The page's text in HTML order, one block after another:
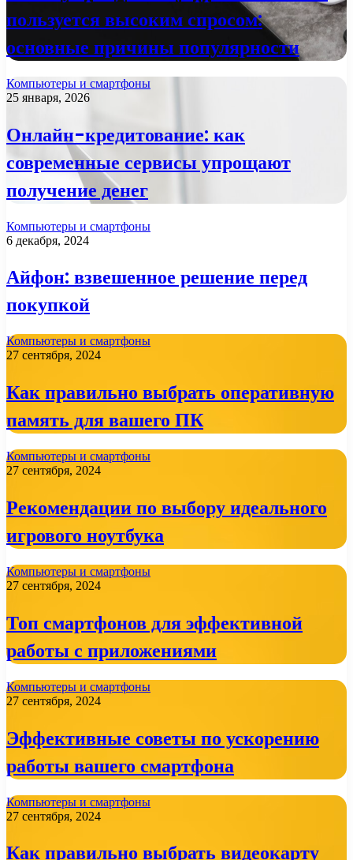
пользуется высоким спросом:
основные причины популярности
Компьютеры и смартфоны
25 января, 2026
Онлайн-кредитование: как
современные сервисы упрощают
получение денег
Компьютеры и смартфоны
6 декабря, 2024
Айфон: взвешенное решение перед
покупкой
Компьютеры и смартфоны
27 сентября, 2024
Как правильно выбрать оперативную
память для вашего ПК
Компьютеры и смартфоны
27 сентября, 2024
Рекомендации по выбору идеального
игрового ноутбука
Компьютеры и смартфоны
27 сентября, 2024
Топ смартфонов для эффективной
работы с приложениями
Компьютеры и смартфоны
27 сентября, 2024
Эффективные советы по ускорению
работы вашего смартфона
Компьютеры и смартфоны
27 сентября, 2024
Как правильно выбрать видеокарту